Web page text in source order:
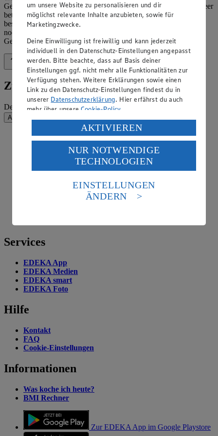
Generation befindet und heute von Marius Morck und Vanessa Beer
betrieben wird. Nach traditioneller Familienrezeptur gebrannt,
bestechen die Morckschen Mandeln seit Neustem nicht mehr nur
noch Volksfestbesucher der Region. Das einzigartige
Geschmackserlebnis und die hohe Qualität sorgen für viele Fans.
Zurück nach oben
Zum Newsletter anmelden
Deine E-Mail-Adresse (Pflichtfeld)
Absenden
EDEKA auf Facebook
EDEKA auf Instagram
EDEKA auf Linkedin
EDEKA auf Pinterest
EDEKA auf Tiktok
Services
EDEKA App
EDEKA Medien
EDEKA smart
EDEKA Foto
Hilfe
Kontakt
FAQ
Cookie-Einstellungen
Informationen
Was koche ich heute?
BMI Rechner
Zur EDEKA App im Google Playstore
um unsere Website zu personalisieren und dir
möglichst relevante Inhalte anzubieten, sowie für
Marketingzwecke.
Deine Einwilligung ist freiwillig und kann jederzeit
individuell in den Datenschutz-Einstellungen angepasst
werden. Bitte beachte, dass auf Basis deiner
Einstellungen ggf. nicht mehr alle Funktionalitäten zur
Verfügung stehen. Weitere Erklärungen sowie einen
Link zu den Datenschutz-Einstellungen findest du in
unserer Datenschutzerklärung. Hier erfährst du auch
mehr über unsereCookie-Policy.
Verarbeitung deiner personenbezogenen Daten in den
USA durch Facebook und YouTube:
Wenn du auf „Aktivieren“ klickst, willigst du im Sinne
des Art. 49 Abs. 1 Satz 1 lit. a) DSGVO ein, dass deine
Daten in den USA verarbeitet werden. Der EuGH sieht
die USA als Land mit einem nach europäischen
Standards nicht angemessenen Datenschutzniveau an.
Es besteht das Risiko eines Zugriffs durch US-
Informationen zum Herausgeber der Seite findest du
im
AKTIVIEREN
NUR NOTWENDIGE
TECHNOLOGIEN
EINSTELLUNGEN
ÄNDERN